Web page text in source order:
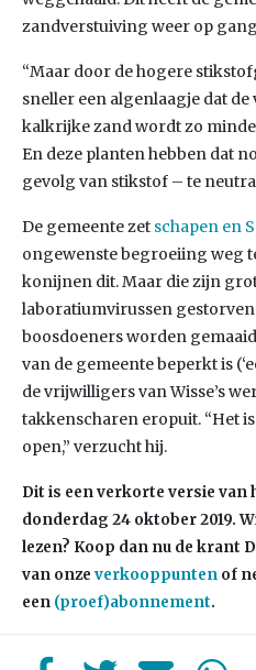
zandverstuiving weer op
“Maar door de hogere
sneller een algenlaagje dat
kalkrijke zand wordt zo
En deze planten hebben dat
gevolg van stikstof – te
De gemeente zet schapen en
ongewenste begroeiing weg
konijnen dit. Maar die zijn
laboratiumvirussen
boosdoeners worden
van de gemeente beperkt is
de vrijwilligers van Wisse’s
takkenscharen eropuit. “Het
open,” verzucht hij.
Dit is een verkorte versie
donderdag 24 oktober 2019.
lezen? Koop dan nu de krant
van onze verkooppunten of
een (proef)abonnement.